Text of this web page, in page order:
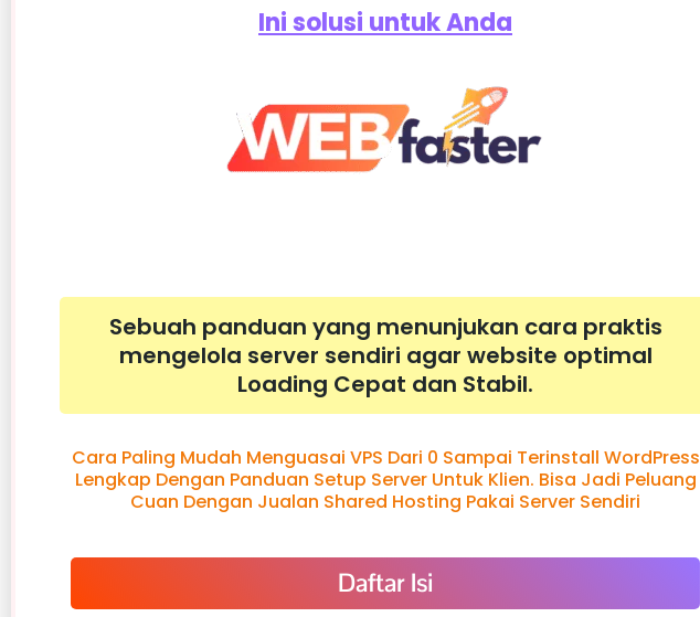
Ini solusi untuk Anda
Sebuah panduan yang menunjukan cara praktis
mengelola server sendiri agar website optimal
Loading Cepat dan Stabil.
Cara Paling Mudah Menguasai VPS Dari 0 Sampai Terinstall WordPress
Lengkap Dengan Panduan Setup Server Untuk Klien. Bisa Jadi Peluang
Cuan Dengan Jualan Shared Hosting Pakai Server Sendiri
Daftar Isi